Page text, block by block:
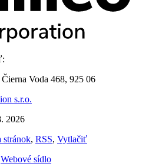
Voda 468, 925 06
s.r.o.
2026
stránok, RSS, Vytlačiť
Webové sídlo